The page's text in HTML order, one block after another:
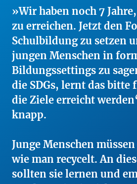
Wir haben noch 7
zu erreichen. Jetzt den
Schulbildung zu setzen
jungen Menschen in
Bildungssettings zu
die SDGs, lernt das
die Ziele erreicht
knapp.
Junge Menschen
wie man recycelt. An
sollten sie lernen und